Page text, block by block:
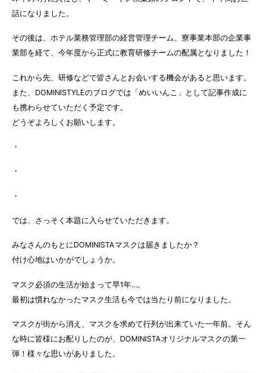
話になりました。
その後は、ホテル業務管理部の経営管理チーム、寮事業本部の企業事
業部を経て、今年度から正式に教育研修チームの配属となりました！
これから先、研修などで皆さんとお会いする機会があると思います。
また、DOMINISTYLEのブログでは「めいいんこ」として記事作成に
も携わらせていただく予定です。
どうぞよろしくお願いします。
・
・
・
では、さっそく本題に入らせていただきます。
みなさんのもとにDOMINISTAマスクは届きましたか？
付け心地はいかがでしょうか。
マスク必須の生活が始まって早1年…。
最初は慣れなかったマスク生活も今では当たり前になりました。
マスクが街から消え、マスクを求めて行列が出来ていた一年前。そん
な時に皆様にお配りしたのが、DOMINISTAオリジナルマスクの第一
弾！様々な思いがありました。